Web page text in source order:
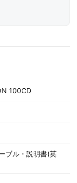
100CD
ブル・説明書(英